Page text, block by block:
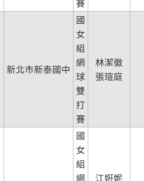
賽
新北市新泰國中
國
女
組
網
球
雙
打
賽
林潔徽
張瑄庭
國
女
組
網
江姸妮